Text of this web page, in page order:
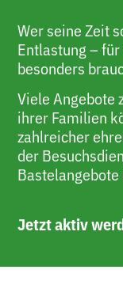
Wer seine Zeit
Entlastung –
besonders
Viele Angebote
ihrer Familien
zahlreicher
der
Jetzt aktiv